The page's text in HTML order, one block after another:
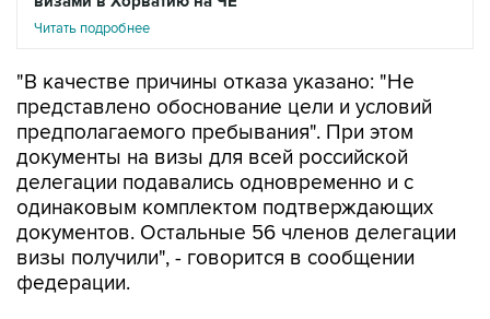
"В качестве причины отказа указано: "Не
предполагаемого пребывания". При этом
документы на визы для всей российской
делегации подавались одновременно и с
одинаковым комплектом подтверждающих
документов. Остальные 56 членов делегации
визы получили", - говорится в сообщении
федерации.
В организации расценили решение Хорватии